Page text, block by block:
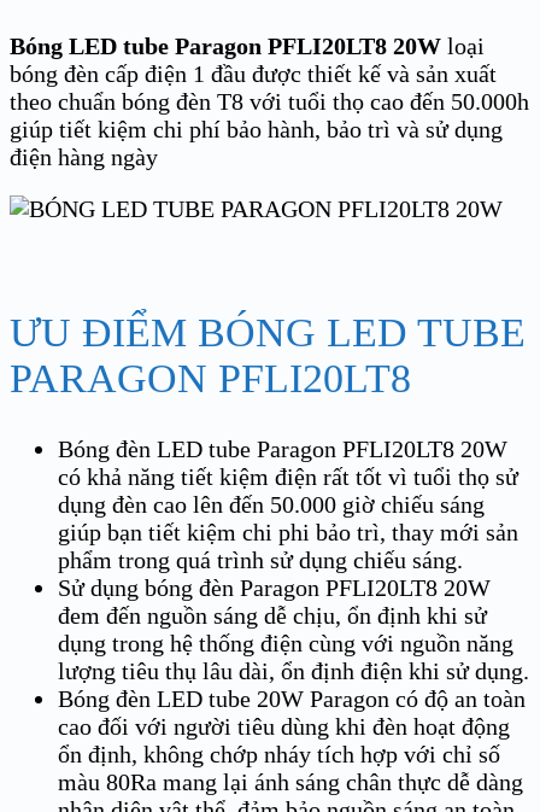
Bóng LED tube Paragon PFLI20LT8 20W loại
bóng đèn cấp điện 1 đầu được thiết kế và sản xuất
theo chuẩn bóng đèn T8 với tuổi thọ cao đến 50.000h
giúp tiết kiệm chi phí bảo hành, bảo trì và sử dụng
điện hàng ngày
ƯU ĐIỂM BÓNG LED TUBE
PARAGON PFLI20LT8
Bóng đèn LED tube Paragon PFLI20LT8 20W
có khả năng tiết kiệm điện rất tốt vì tuổi thọ sử
dụng đèn cao lên đến 50.000 giờ chiếu sáng
giúp bạn tiết kiệm chi phi bảo trì, thay mới sản
phẩm trong quá trình sử dụng chiếu sáng.
Sử dụng bóng đèn Paragon PFLI20LT8 20W
đem đến nguồn sáng dễ chịu, ổn định khi sử
dụng trong hệ thống điện cùng với nguồn năng
lượng tiêu thụ lâu dài, ổn định điện khi sử dụng.
Bóng đèn LED tube 20W Paragon có độ an toàn
cao đối với người tiêu dùng khi đèn hoạt động
ổn định, không chớp nháy tích hợp với chỉ số
màu 80Ra mang lại ánh sáng chân thực dễ dàng